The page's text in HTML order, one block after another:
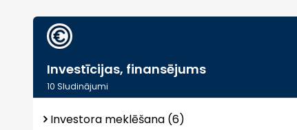
Investīcijas, finansējums
10 Sludinājumi
Investora meklēšana (6)